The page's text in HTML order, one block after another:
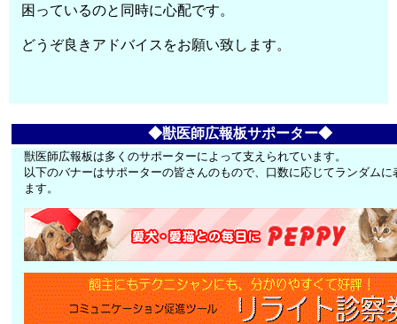
困っているのと同時に心配です。
どうぞ良きアドバイスをお願い致します。
◆獣医師広報板サポーター◆
獣医師広報板は多くのサポーターによって支えられています。
以下のバナーはサポーターの皆さんのもので、口数に応じてランダムに
ます。